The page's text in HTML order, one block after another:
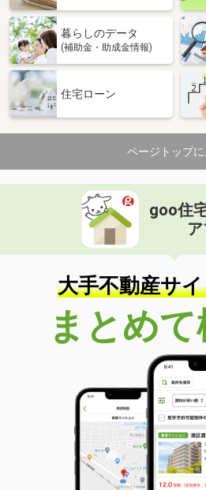
暮らしのデータ
(補助金・助成金情報)
住宅ローン
ページトップに
goo住
大手不動産サ
まとめて